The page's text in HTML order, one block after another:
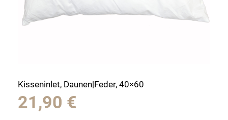
Kisseninlet, Daunen|Feder, 40×60
21,90 €